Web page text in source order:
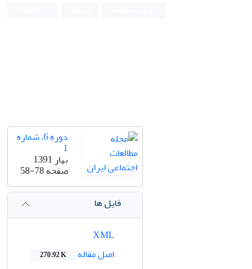
دوره 6، شماره
1
بهار 1391
صفحه58-78
فایل ها
اصل مقاله
270.92 K